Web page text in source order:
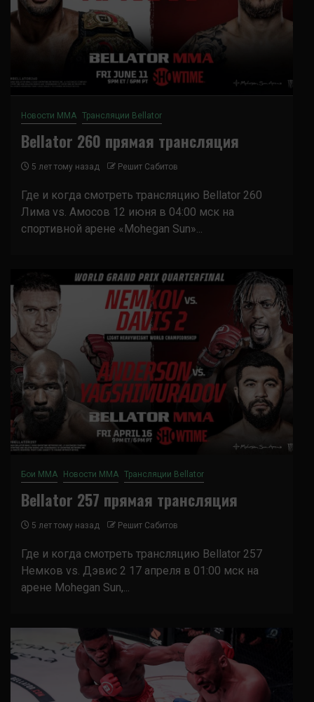
Новости ММА Трансляции Bellator
Bellator 260 прямая трансляция
5 лет тому назад Решит Сабитов
Где и когда смотреть трансляцию Bellator 260
Лима vs. Амосов 12 июня в 04:00 мск на
спортивной арене «Mohegan Sun»...
Бои ММА Новости ММА Трансляции Bellator
Bellator 257 прямая трансляция
5 лет тому назад Решит Сабитов
Где и когда смотреть трансляцию Bellator 257
Немков vs. Дэвис 2 17 апреля в 01:00 мск на
арене Mohegan Sun,...